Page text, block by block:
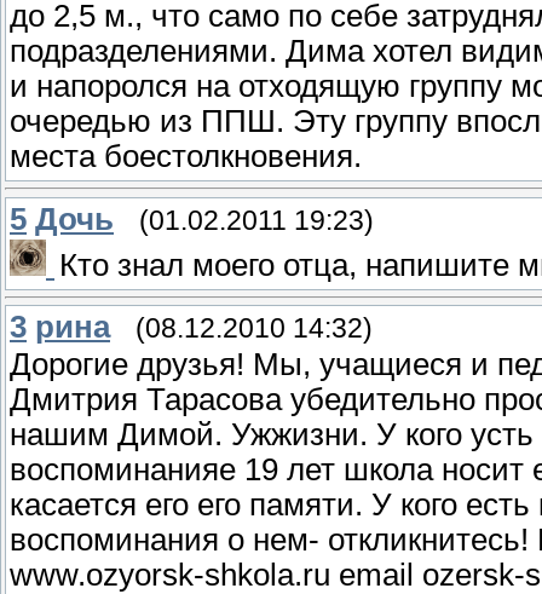
до 2,5 м., что само по себе
подразделениями. Дима хотел
и напоролся на отходящую группу
очередью из ППШ. Эту группу
места боестолкновения.
5 Дочь (01.02.2011 19:23)
Кто знал моего отца, напишите
3 рина (08.12.2010 14:32)
Дорогие друзья! Мы, учащиеся и
Дмитрия Тарасова убедительно
нашим Димой. Ужжизни. У кого усть
воспоминанияе 19 лет школа
касается его его памяти. У кого
воспоминания о нем-
www.ozyorsk-shkola.ru email ozersk-